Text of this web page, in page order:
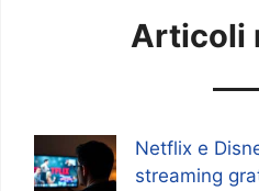
Articoli
Netflix e
streaming